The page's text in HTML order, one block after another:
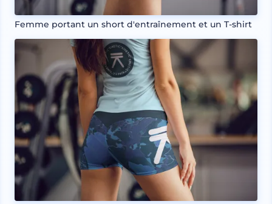
Femme portant un short d'entraînement et un T-shirt